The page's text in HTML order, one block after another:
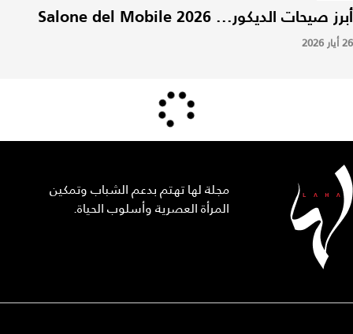
أبرز صيحات الديكور... Salone del Mobile 2026
26 أيار 2026
مجلة لها تهتم بدعم الشباب وتمكين
المرأة العصرية وأسلوب الحياة.